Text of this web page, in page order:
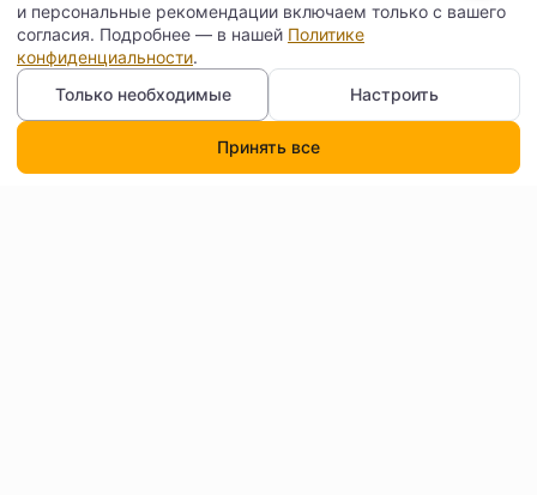
и персональные рекомендации включаем только с вашего
согласия. Подробнее — в нашей Политике
конфиденциальности.
Только необходимые
Настроить
Принять все